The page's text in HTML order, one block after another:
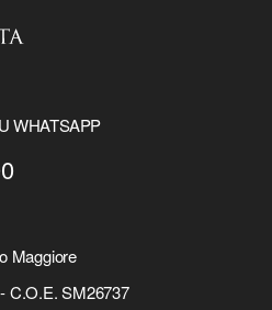
WHATSAPP
Maggiore
C.O.E. SM26737